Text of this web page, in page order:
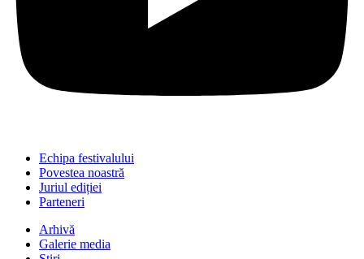
Echipa festivalului
Povestea noastră
Juriul ediției
Parteneri
Arhivă
Galerie media